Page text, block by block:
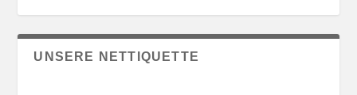
UNSERE NETTIQUETTE